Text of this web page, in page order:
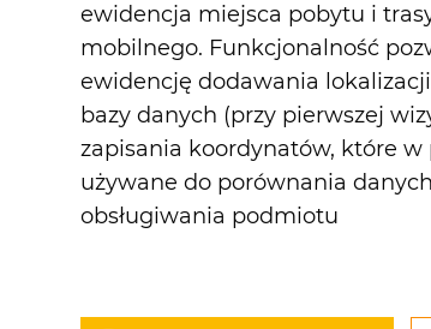
ewidencja miejsca pobytu i
mobilnego. Funkcjonalność
ewidencję dodawania
bazy danych (przy pierwszej
zapisania koordynatów, które w
używane do porównania
obsługiwania podmiotu